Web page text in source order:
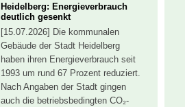
Heidelberg: Energieverbrauch
deutlich gesenkt
[15.07.2026] Die kommunalen
Gebäude der Stadt Heidelberg
haben ihren Energieverbrauch seit
1993 um rund 67 Prozent reduziert.
Nach Angaben der Stadt gingen
auch die betriebsbedingten CO₂-